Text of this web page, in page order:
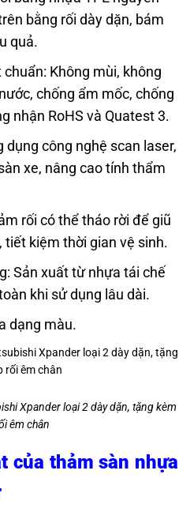
bằng rối dày dặn, bám
quả.
Không mùi, không
chống ẩm mốc, chống
nhận RoHS và Quatest 3.
dụng công nghệ scan laser,
xe, nâng cao tính thẩm
rối có thể tháo rời để giũ
tiết kiệm thời gian vệ sinh.
Sản xuất từ nhựa tái chế
khi sử dụng lâu dài.
dạng màu.
Xpander loại 2 dày dặn, tặng kèm
êm chân
của thảm sàn nhựa